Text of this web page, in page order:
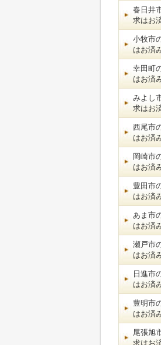
春日井
求はお
小牧市
はお済
幸田町
はお済
みよし
求はお
西尾市
はお済
岡崎市
はお済
豊田市
はお済
あま市
はお済
瀬戸市
はお済
日進市
はお済
豊明市
はお済
尾張旭
求はお